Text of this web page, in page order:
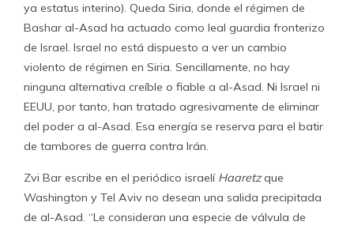
ya estatus interino). Queda Siria, donde el régimen de
Bashar al-Asad ha actuado como leal guardia fronterizo
de Israel. Israel no está dispuesto a ver un cambio
violento de régimen en Siria. Sencillamente, no hay
ninguna alternativa creíble o fiable a al-Asad. Ni Israel ni
EEUU, por tanto, han tratado agresivamente de eliminar
del poder a al-Asad. Esa energía se reserva para el batir
de tambores de guerra contra Irán.
Zvi Bar escribe en el periódico israelí Haaretzque
Washington y Tel Aviv no desean una salida precipitada
de al-Asad. “Le consideran una especie de válvula de